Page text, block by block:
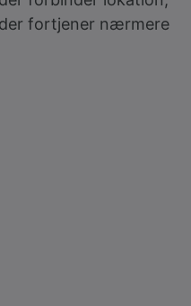
fortjener nærmere